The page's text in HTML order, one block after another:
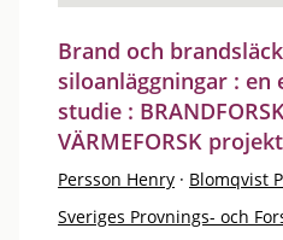
Brand och
siloanläggningar : en
studie :
VÄRMEFORSK
Persson Henry · Blomqvist
Sveriges Provnings- och